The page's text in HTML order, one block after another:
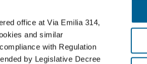
office at Via Emilia 314,
and similar
with Regulation
by Legislative Decree
40064 Ozzano dell’Emilia (BO) Italy